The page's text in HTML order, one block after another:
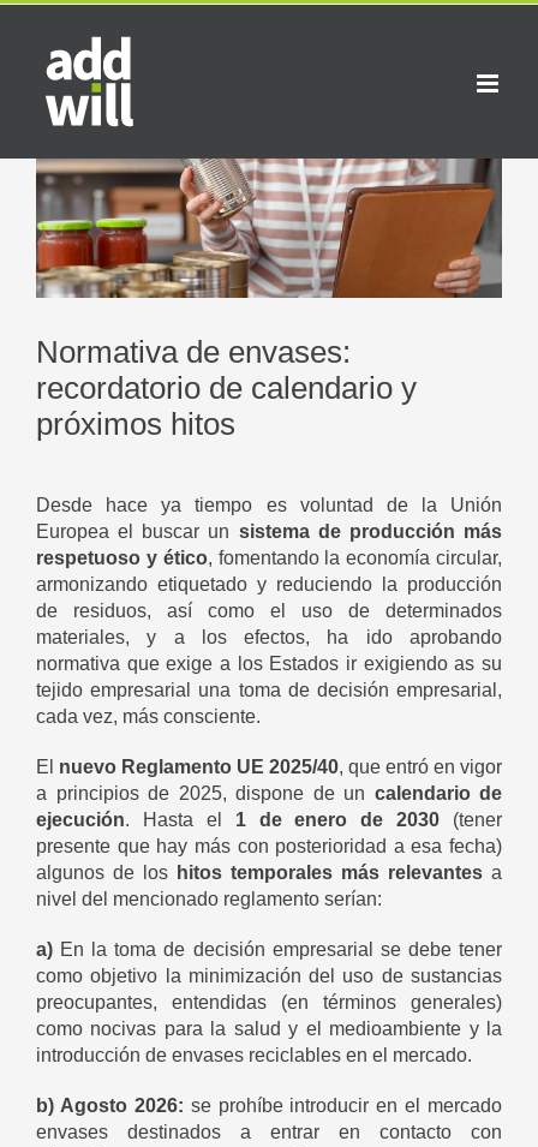
Saltar
contenido
Ver
imagen
más
grande
Normativa de envases:
recordatorio de calendario y
próximos hitos
Desde hace ya tiempo es voluntad de la Unión
Europea el buscar un sistema de producción más
respetuoso y ético, fomentando la economía circular,
armonizando etiquetado y reduciendo la producción
de residuos, así como el uso de determinados
materiales, y a los efectos, ha ido aprobando
normativa que exige a los Estados ir exigiendo as su
tejido empresarial una toma de decisión empresarial,
cada vez, más consciente.
El nuevo Reglamento UE 2025/40, que entró en vigor
a principios de 2025, dispone de un calendario de
ejecución. Hasta el 1 de enero de 2030 (tener
presente que hay más con posterioridad a esa fecha)
algunos de los hitos temporales más relevantes a
nivel del mencionado reglamento serían:
a) En la toma de decisión empresarial se debe tener
como objetivo la minimización del uso de sustancias
preocupantes, entendidas (en términos generales)
como nocivas para la salud y el medioambiente y la
introducción de envases reciclables en el mercado.
b) Agosto 2026: se prohíbe introducir en el mercado
envases destinados a entrar en contacto con